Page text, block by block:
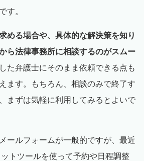
す。
める場合や、具体的な解決策を知り
ら法律事務所に相談するのがスムー
た弁護士にそのまま依頼できる点も
ます。もちろん、相談のみで終了す
まずは気軽に利用してみるとよいで
ールフォームが一般的ですが、最近
トツールを使って予約や日程調整